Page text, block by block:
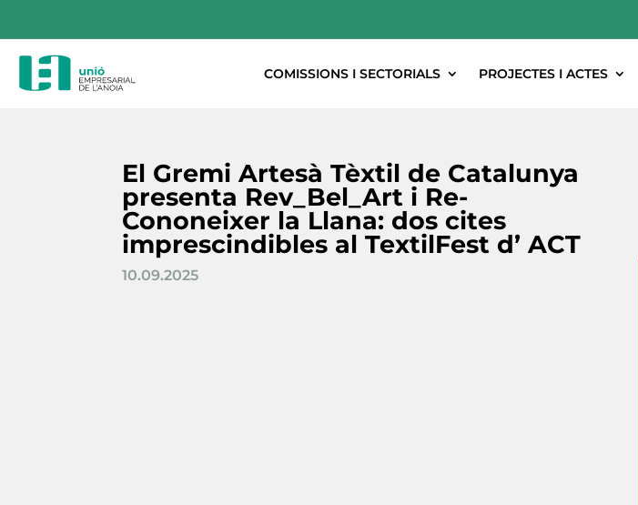
COMISSIONS I SECTORIALS PROJECTES I ACTES
El Gremi Artesà Tèxtil de Catalunya
presenta Rev_Bel_Art i Re-
Cononeixer la Llana: dos cites
imprescindibles al TextilFest d’ ACT
10.09.2025